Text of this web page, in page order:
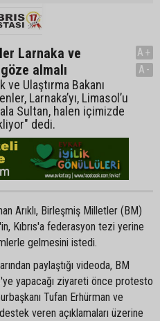
Larnaka ve
almalı
ve Ulaştırma Bakanı
Larnaka’yı, Limasol’u
Sultan, halen içimizde
dedi.
A+
A-
Arıklı, Birleşmiş Milletler (BM)
Kıbrıs'a federasyon tezi yerine
gelmesini istedi.
paylaştığı videoda, BM
yapacağı ziyareti önce protesto
Tufan Erhürman ve
veren açıklamaları üzerine